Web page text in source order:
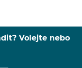
Volejte nebo